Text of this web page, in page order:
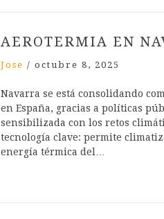
AEROTERMIA EN
Jose / octubre 8, 2025
Navarra se está consolidando
en España, gracias a políticas
sensibilizada con los retos
tecnología clave: permite
energía térmica del…